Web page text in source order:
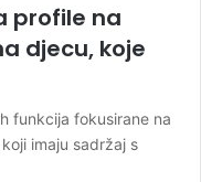
profile na
djecu, koje
funkcija fokusirane na
imaju sadržaj s